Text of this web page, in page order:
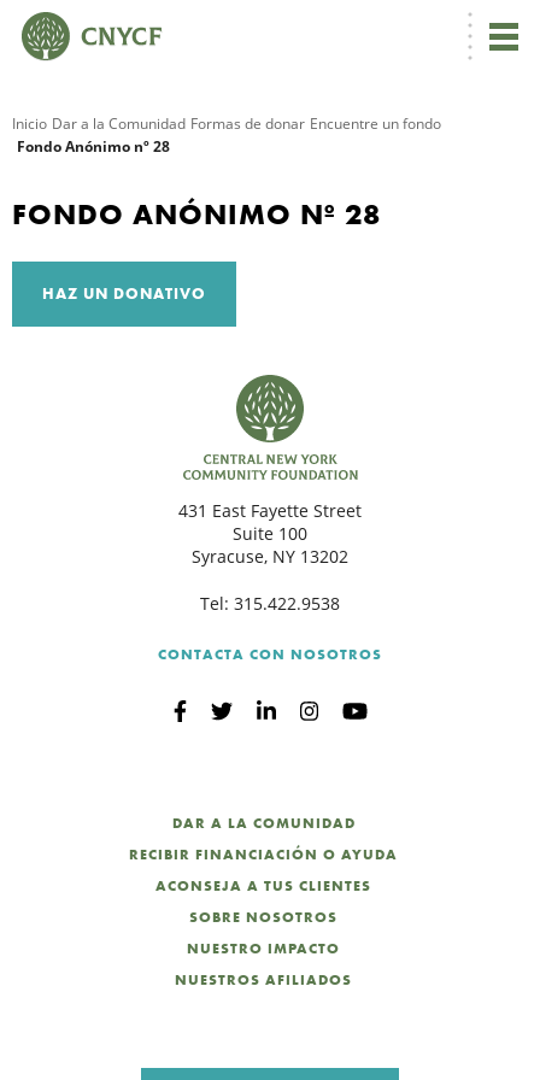
Inicio Dar a la Comunidad Formas de donar Encuentre un fondo
Fondo Anónimo nº 28
FONDO ANÓNIMO Nº 28
HAZ UN DONATIVO
431 East Fayette Street
Suite 100
Syracuse, NY 13202
Tel: 315.422.9538
CONTACTA CON NOSOTROS
DAR A LA COMUNIDAD
RECIBIR FINANCIACIÓN O AYUDA
ACONSEJA A TUS CLIENTES
SOBRE NOSOTROS
NUESTRO IMPACTO
NUESTROS AFILIADOS